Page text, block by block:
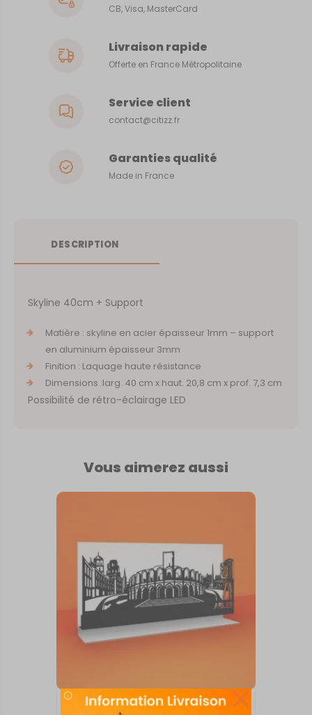
CB, Visa, MasterCard
Livraison rapide
Offerte en France Métropolitaine
Service client
contact@citizz.fr
Garanties qualité
Made in France
DESCRIPTION
Skyline 40cm + Support
Matière : skyline en acier épaisseur 1mm – support
en aluminium épaisseur 3mm
Finition : Laquage haute résistance
Dimensions :larg. 40 cm x haut. 20,8 cm x prof. 7,3 cm
Possibilité de rétro-éclairage LED
Vous aimerez aussi
SKYLINE SUR SOCLE